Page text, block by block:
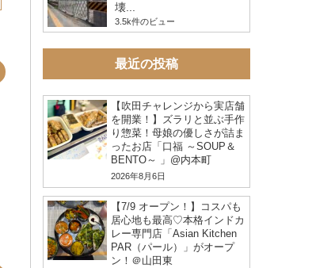
壊...
3.5k件のビュー
最近の投稿
【吹田チャレンジから実店舗
を開業！】ズラリと並ぶ手作
り惣菜！母娘の優しさが詰ま
ったお店「口福 ～SOUP＆
BENTO～ 」@内本町
2026年8月6日
【7/9 オープン！】コスパも
居心地も最高♡本格インドカ
レー専門店「Asian Kitchen
PAR（パール）」がオープ
ン！＠山田東